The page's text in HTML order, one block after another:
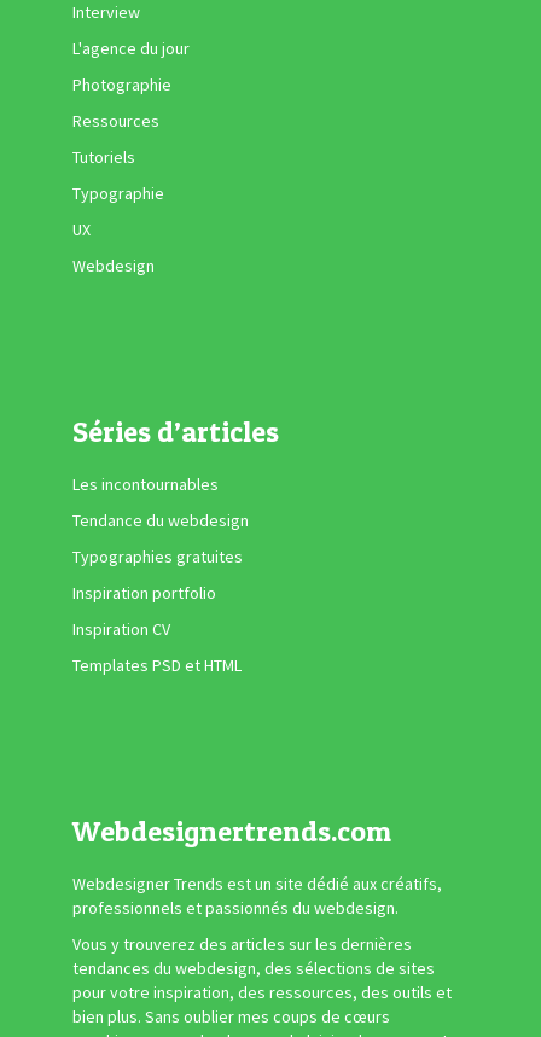
Interview
L'agence du jour
Photographie
Ressources
Tutoriels
Typographie
UX
Webdesign
Séries d’articles
Les incontournables
Tendance du webdesign
Typographies gratuites
Inspiration portfolio
Inspiration CV
Templates PSD et HTML
Webdesignertrends.com
Webdesigner Trends est un site dédié aux créatifs,
professionnels et passionnés du webdesign.
Vous y trouverez des articles sur les dernières
tendances du webdesign, des sélections de sites
pour votre inspiration, des ressources, des outils et
bien plus. Sans oublier mes coups de cœurs